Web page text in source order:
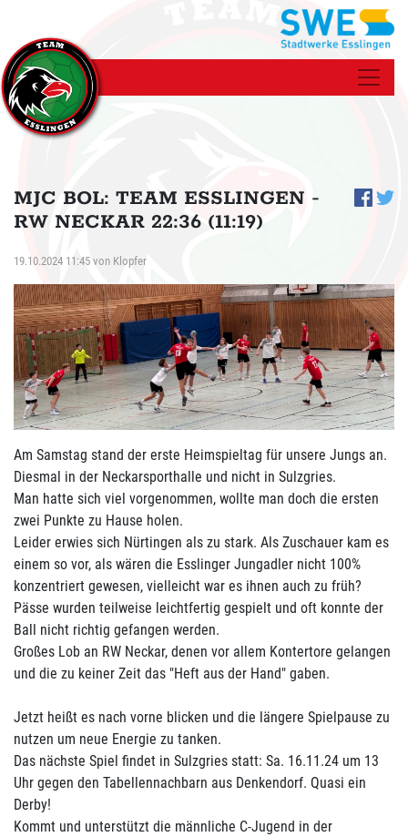
MJC BOL: TEAM ESSLINGEN -
RW NECKAR 22:36 (11:19)
19.10.2024 11:45 von Klopfer
Am Samstag stand der erste Heimspieltag für unsere Jungs an.
Diesmal in der Neckarsporthalle und nicht in Sulzgries.
Man hatte sich viel vorgenommen, wollte man doch die ersten
zwei Punkte zu Hause holen.
Leider erwies sich Nürtingen als zu stark. Als Zuschauer kam es
einem so vor, als wären die Esslinger Jungadler nicht 100%
konzentriert gewesen, vielleicht war es ihnen auch zu früh?
Pässe wurden teilweise leichtfertig gespielt und oft konnte der
Ball nicht richtig gefangen werden.
Großes Lob an RW Neckar, denen vor allem Kontertore gelangen
und die zu keiner Zeit das "Heft aus der Hand" gaben.
Jetzt heißt es nach vorne blicken und die längere Spielpause zu
nutzen um neue Energie zu tanken.
Das nächste Spiel findet in Sulzgries statt: Sa. 16.11.24 um 13
Uhr gegen den Tabellennachbarn aus Denkendorf. Quasi ein
Derby!
Kommt und unterstützt die männliche C-Jugend in der